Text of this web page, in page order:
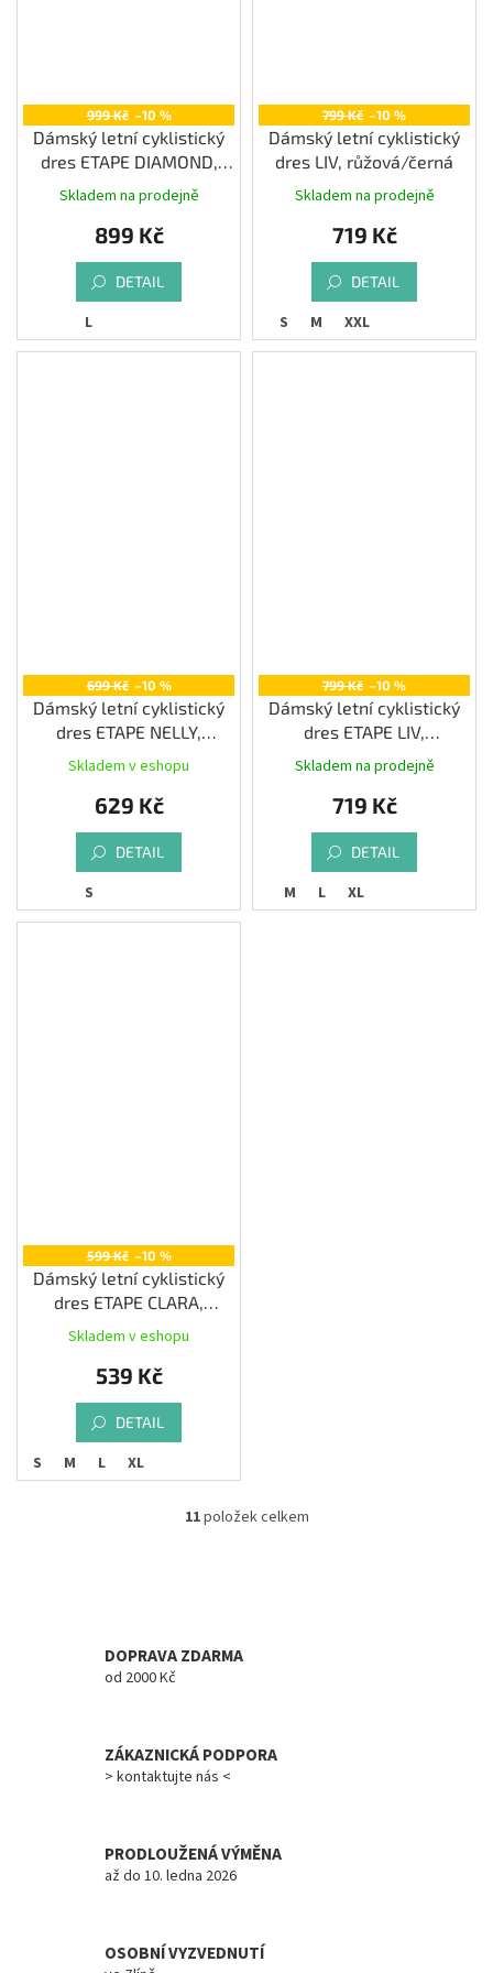
999 Kč –10 %
Dámský letní cyklistický
dres ETAPE DIAMOND,
bílá/růžová
Skladem na prodejně
899 Kč
DETAIL
L
799 Kč –10 %
Dámský letní cyklistický
dres LIV, růžová/černá
Skladem na prodejně
719 Kč
DETAIL
S M XXL
699 Kč –10 %
Dámský letní cyklistický
dres ETAPE NELLY,
černá|růžová
Skladem v eshopu
629 Kč
DETAIL
S
799 Kč –10 %
Dámský letní cyklistický
dres ETAPE LIV,
bílá|růžová
Skladem na prodejně
719 Kč
DETAIL
M L XL
599 Kč –10 %
Dámský letní cyklistický
dres ETAPE CLARA,
černá/růžová
Skladem v eshopu
539 Kč
DETAIL
S M L XL
O
k
p
i
11položek celkem
DOPRAVA ZDARMA
od 2000 Kč
ZÁKAZNICKÁ PODPORA
> kontaktujte nás <
PRODLOUŽENÁ VÝMĚNA
až do 10. ledna 2026
OSOBNÍ VYZVEDNUTÍ